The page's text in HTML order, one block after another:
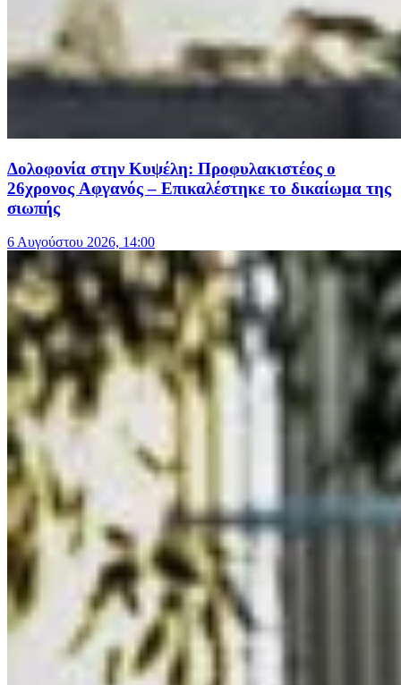
Δολοφονία στην Κυψέλη: Προφυλακιστέος ο
26χρονος Αφγανός – Επικαλέστηκε το δικαίωμα της
σιωπής
6 Αυγούστου 2026, 14:00